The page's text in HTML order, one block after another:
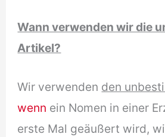
Wann verwenden wir die
Artikel?
Wir verwenden den
wenn ein Nomen in einer
erste Mal geäußert wird,